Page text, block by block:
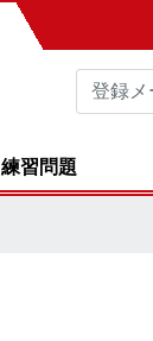
練習問題